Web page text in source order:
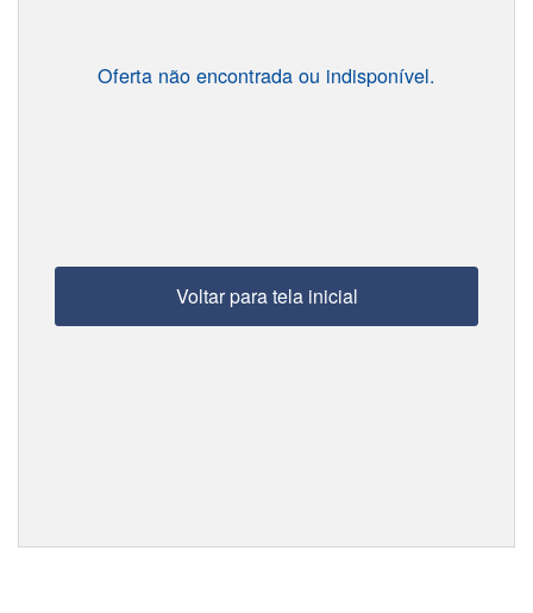
Oferta não encontrada ou indisponível.
Voltar para tela inicial